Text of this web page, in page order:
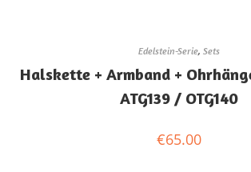
Edelstein-Serie, Sets
Halskette + Armband +
ATG139 / OTG140
€65.00